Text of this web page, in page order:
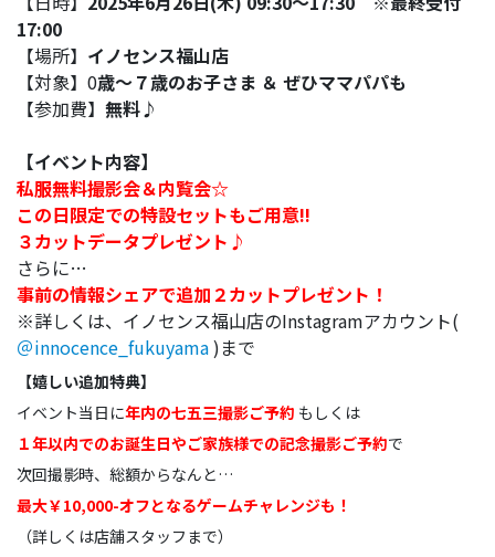
17:00
【場所】 イノセンス福山店
【対象】0歳～７歳のお子さま ＆ ぜひママパパも
【参加費】 無料♪
【イベント内容】
私服無料撮影会＆内覧会☆
この日限定での特設セットもご用意!!
３カットデータプレゼント♪
さらに…
事前の情報シェアで追加２カットプレゼント！
※詳しくは、イノセンス福山店のInstagramアカウント(
＠innocence_fukuyama)まで
【嬉しい追加特典】
イベント当日に年内の七五三撮影ご予約 もしくは
１年以内でのお誕生日やご家族様での記念撮影ご予約で
次回撮影時、総額からなんと…
最大￥10,000-オフとなるゲームチャレンジも！
（詳しくは店舗スタッフまで）